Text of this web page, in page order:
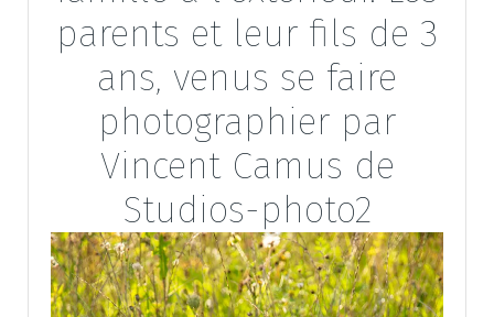
parents et leur fils de 3
ans, venus se faire
photographier par
Vincent Camus de
Studios-photo2